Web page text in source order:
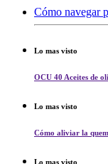
Cómo navegar
Lo mas visto
OCU 40 Aceites de
Lo mas visto
Cómo aliviar la
Lo mas visto